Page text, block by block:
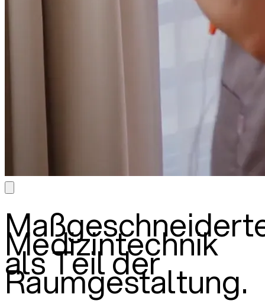
Medizintechnik
als Teil der
Raumgestaltung.